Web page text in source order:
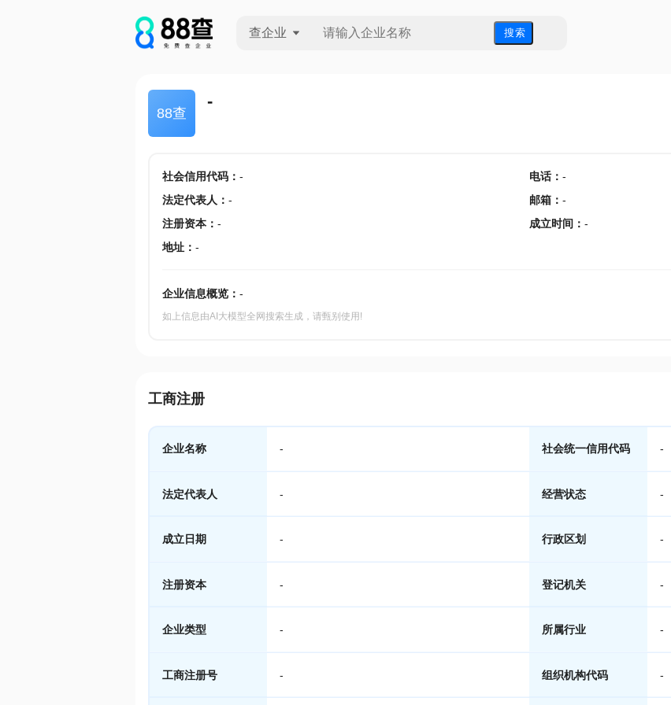
查企业 搜 索
88查
-
社会信用代码： - 电话： -
法定代表人 ： - 邮箱 ： -
注册资本： - 成立时间 ： -
地址： -
企业信息概览： -
如上信息由AI大模型全网搜索生成，请甄别使用!
工商注册
企业名称 - 社会统一信用代码 -
法定代表人 - 经营状态 -
成立日期 - 行政区划 -
注册资本 - 登记机关 -
企业类型 - 所属行业 -
工商注册号 - 组织机构代码 -